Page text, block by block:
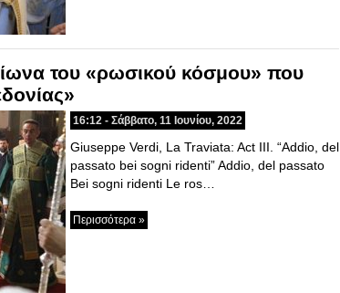
του «ρωσικού κόσμου» που
16:12 - Σάββατο, 11 Ιουνίου, 2022
Giuseppe Verdi, La Traviata: Act III. “Addio, del
passato bei sogni ridenti” Addio, del passato
Bei sogni ridenti Le ros…
Περισσότερα »